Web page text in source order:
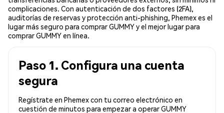
complicaciones. Con autenticación de dos factores (2FA),
auditorías de reservas y protección anti-phishing, Phemex es el
lugar más seguro para comprar GUMMY y el mejor lugar para
comprar GUMMY en línea.
Paso 1. Configura una cuenta
segura
Regístrate en Phemex con tu correo electrónico en
cuestión de minutos para empezar a operar GUMMY